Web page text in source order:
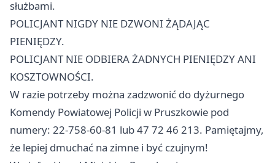
służbami.
POLICJANT NIGDY NIE DZWONI ŻĄDAJĄC
PIENIĘDZY.
POLICJANT NIE ODBIERA ŻADNYCH PIENIĘDZY ANI
KOSZTOWNOŚCI.
W razie potrzeby można zadzwonić do dyżurnego
Komendy Powiatowej Policji w Pruszkowie pod
numery: 22-758-60-81 lub 47 72 46 213. Pamiętajmy,
że lepiej dmuchać na zimne i być czujnym!